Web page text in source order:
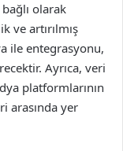
olarak
ve artırılmış
ile entegrasyonu,
Ayrıca, veri
platformlarının
arasında yer